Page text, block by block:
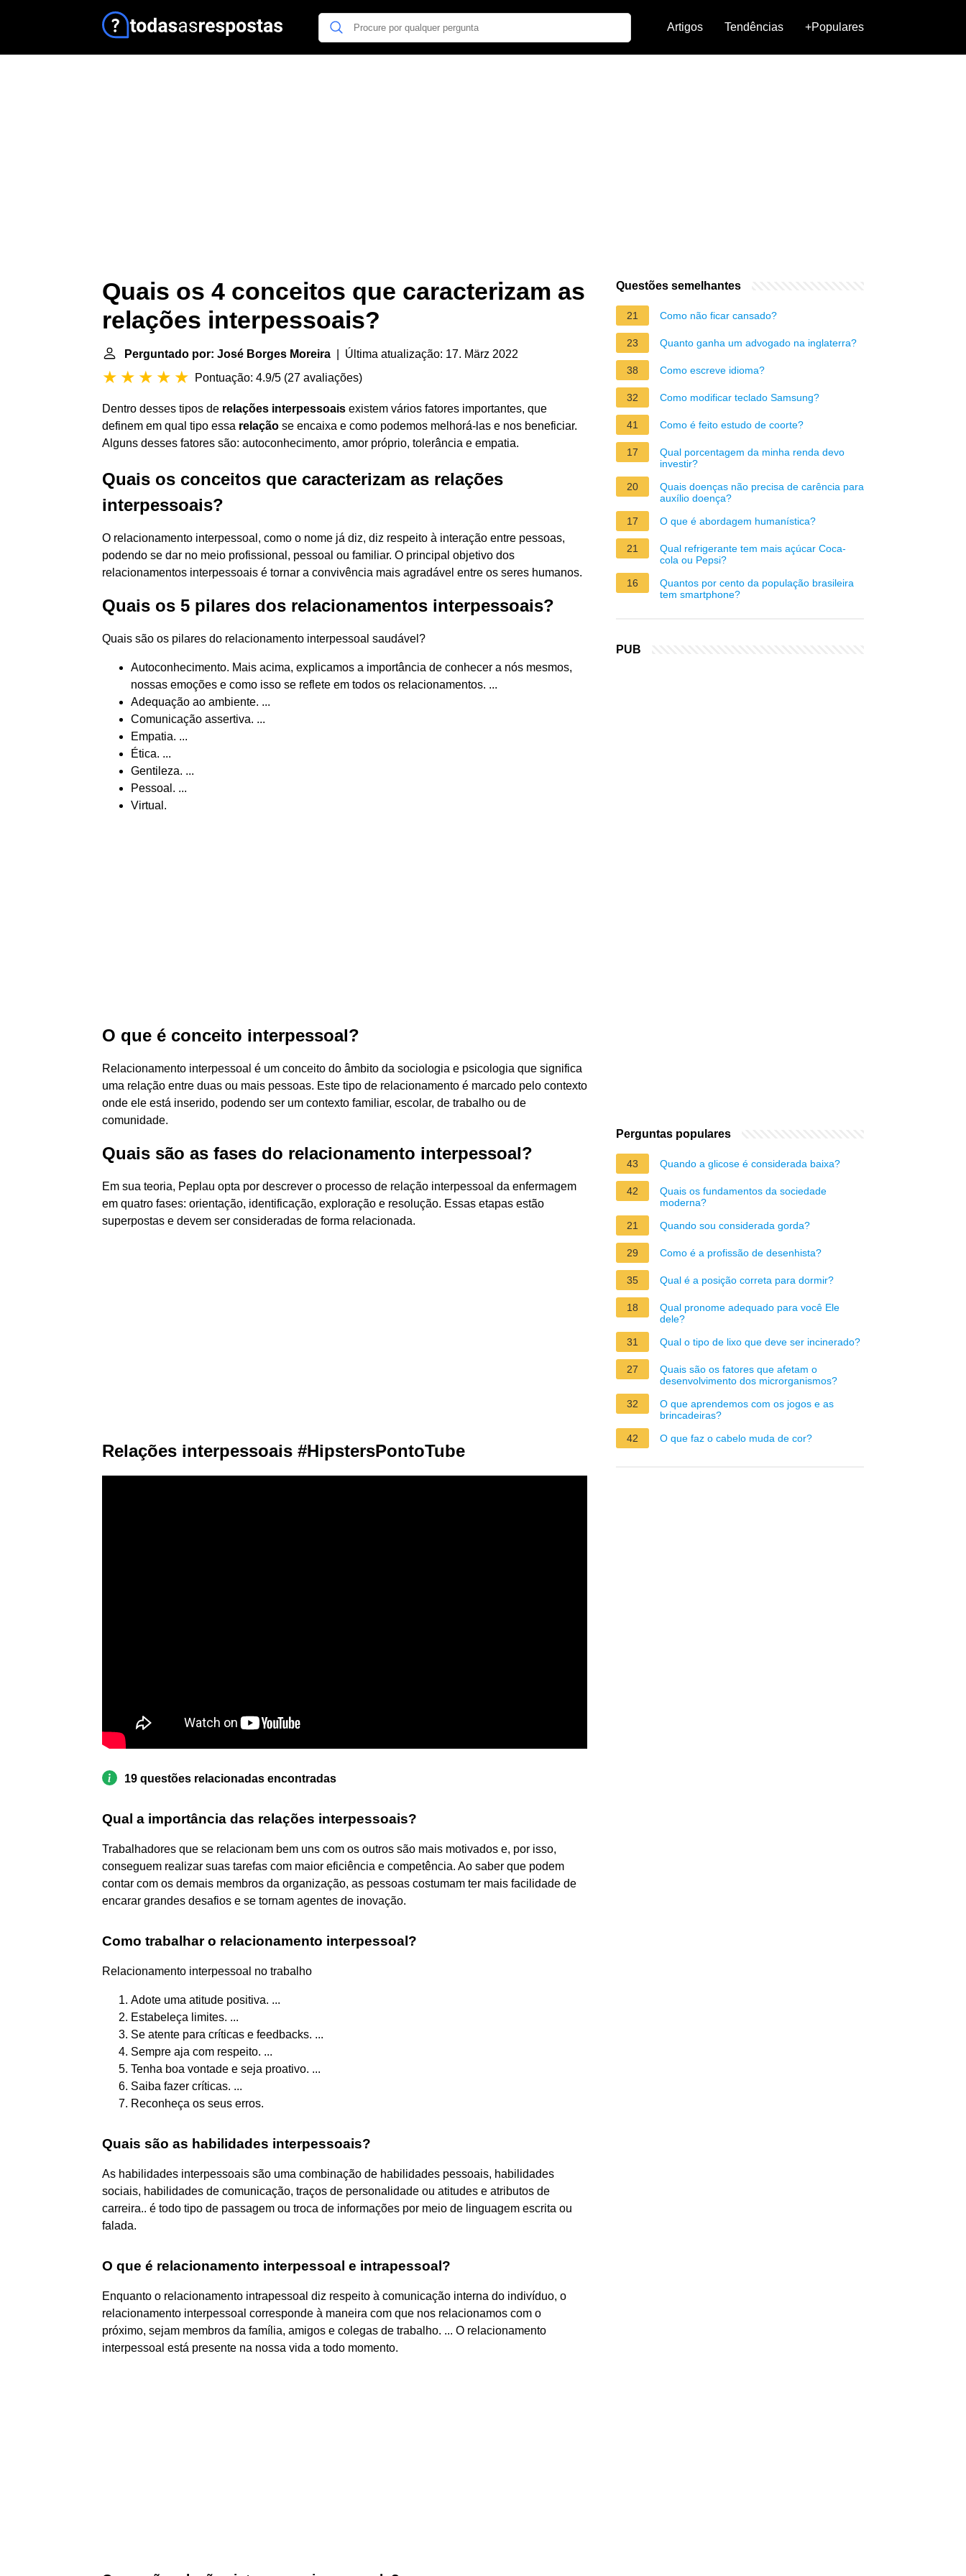
Artigos Tendências +Populares
Quais os 4 conceitos que caracterizam as
relações interpessoais?
Perguntado por: José Borges Moreira | Última atualização: 17. März 2022
Pontuação: 4.9/5 (27 avaliações)
Dentro desses tipos de relações interpessoais existem vários fatores importantes, que
definem em qual tipo essa relação se encaixa e como podemos melhorá-las e nos beneficiar.
Alguns desses fatores são: autoconhecimento, amor próprio, tolerância e empatia.
Quais os conceitos que caracterizam as relações
interpessoais?
O relacionamento interpessoal, como o nome já diz, diz respeito à interação entre pessoas,
podendo se dar no meio profissional, pessoal ou familiar. O principal objetivo dos
relacionamentos interpessoais é tornar a convivência mais agradável entre os seres humanos.
Quais os 5 pilares dos relacionamentos interpessoais?
Quais são os pilares do relacionamento interpessoal saudável?
Autoconhecimento. Mais acima, explicamos a importância de conhecer a nós mesmos,
nossas emoções e como isso se reflete em todos os relacionamentos. ...
Adequação ao ambiente. ...
Comunicação assertiva. ...
Empatia. ...
Ética. ...
Gentileza. ...
Pessoal. ...
Virtual.
O que é conceito interpessoal?
Relacionamento interpessoal é um conceito do âmbito da sociologia e psicologia que significa
uma relação entre duas ou mais pessoas. Este tipo de relacionamento é marcado pelo contexto
onde ele está inserido, podendo ser um contexto familiar, escolar, de trabalho ou de
comunidade.
Quais são as fases do relacionamento interpessoal?
Em sua teoria, Peplau opta por descrever o processo de relação interpessoal da enfermagem
em quatro fases: orientação, identificação, exploração e resolução. Essas etapas estão
superpostas e devem ser consideradas de forma relacionada.
Relações interpessoais #HipstersPontoTube
19 questões relacionadas encontradas
Qual a importância das relações interpessoais?
Trabalhadores que se relacionam bem uns com os outros são mais motivados e, por isso,
conseguem realizar suas tarefas com maior eficiência e competência. Ao saber que podem
contar com os demais membros da organização, as pessoas costumam ter mais facilidade de
encarar grandes desafios e se tornam agentes de inovação.
Como trabalhar o relacionamento interpessoal?
Relacionamento interpessoal no trabalho
Adote uma atitude positiva. ...
Estabeleça limites. ...
Se atente para críticas e feedbacks. ...
Sempre aja com respeito. ...
Tenha boa vontade e seja proativo. ...
Saiba fazer críticas. ...
Reconheça os seus erros.
Quais são as habilidades interpessoais?
As habilidades interpessoais são uma combinação de habilidades pessoais, habilidades
sociais, habilidades de comunicação, traços de personalidade ou atitudes e atributos de
carreira.. é todo tipo de passagem ou troca de informações por meio de linguagem escrita ou
falada.
O que é relacionamento interpessoal e intrapessoal?
Enquanto o relacionamento intrapessoal diz respeito à comunicação interna do indivíduo, o
relacionamento interpessoal corresponde à maneira com que nos relacionamos com o
próximo, sejam membros da família, amigos e colegas de trabalho. ... O relacionamento
interpessoal está presente na nossa vida a todo momento.
Questões semelhantes
21 Como não ficar cansado?
23 Quanto ganha um advogado na inglaterra?
38 Como escreve idioma?
32 Como modificar teclado Samsung?
41 Como é feito estudo de coorte?
17
Qual porcentagem da minha renda devo
investir?
20
Quais doenças não precisa de carência para
auxílio doença?
17
O que é abordagem humanística?
21
Qual refrigerante tem mais açúcar Coca-
cola ou Pepsi?
16
Quantos por cento da população brasileira
tem smartphone?
PUB
Perguntas populares
43 Quando a glicose é considerada baixa?
42
Quais os fundamentos da sociedade
moderna?
21
Quando sou considerada gorda?
29 Como é a profissão de desenhista?
35 Qual é a posição correta para dormir?
18
Qual pronome adequado para você Ele
dele?
31
Qual o tipo de lixo que deve ser incinerado?
27
Quais são os fatores que afetam o
desenvolvimento dos microrganismos?
32
O que aprendemos com os jogos e as
brincadeiras?
42
O que faz o cabelo muda de cor?